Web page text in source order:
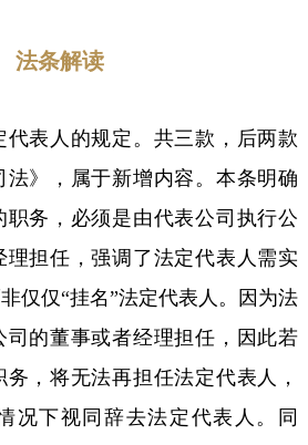
法条解读
表人的规定。共三款，后两款
》，属于新增内容。本条明确
务，必须是由代表公司执行公
担任，强调了法定代表人需实
仅仅“挂名”法定代表人。因为法
司的董事或者经理担任，因此若
，将无法再担任法定代表人，
况下视同辞去法定代表人。
同